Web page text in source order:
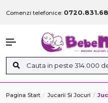
Comenzi telefonice:
Pagina Start Jucarii Si Jocuri